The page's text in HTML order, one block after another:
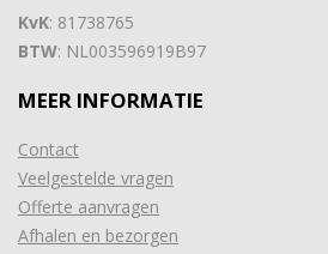
KvK: 81738765
BTW: NL003596919B97
MEER INFORMATIE
Contact
Veelgestelde vragen
Offerte aanvragen
Afhalen en bezorgen